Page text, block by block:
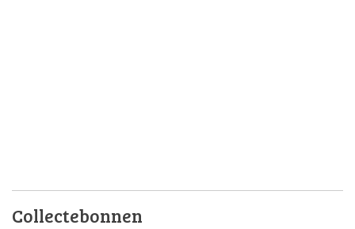
Collectebonnen